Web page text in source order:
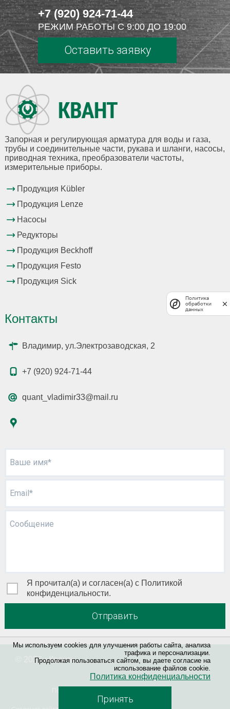
Мы используем cookies для улучшения работы сайта, анализа
трафика и персонализации.
Продолжая пользоваться сайтом, вы даете согласие на
использование файлов cookie.
Политика конфиденциальности
Принять
+7 (920) 924-71-44
РЕЖИМ РАБОТЫ С 9:00 ДО 19:00
Оставить заявку
Запорная и регулирующая арматура для воды и газа,
трубы и соединительные части, рукава и шланги, насосы,
приводная техника, преобразователи частоты,
измерительные приборы.
Продукция Kübler
Продукция Lenze
Насосы
Редукторы
Продукция Beckhoff
Продукция Festo
Продукция Sick
Контакты
Владимир, ул.Электрозаводская, 2
+7 (920) 924-71-44
quant_vladimir33@mail.ru
Ваше имя*
Email*
Сообщение
Я прочитал(а) и согласен(а) с Политикой
конфиденциальности.
Отправить
© 2026 «Квант »
Политика
обработки
данных